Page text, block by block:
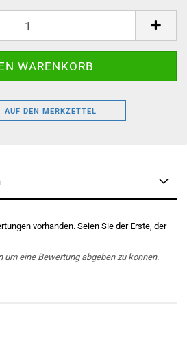
AUF DEN MERKZETTEL
vorhanden. Seien Sie der Erste, der
eine Bewertung abgeben zu können.